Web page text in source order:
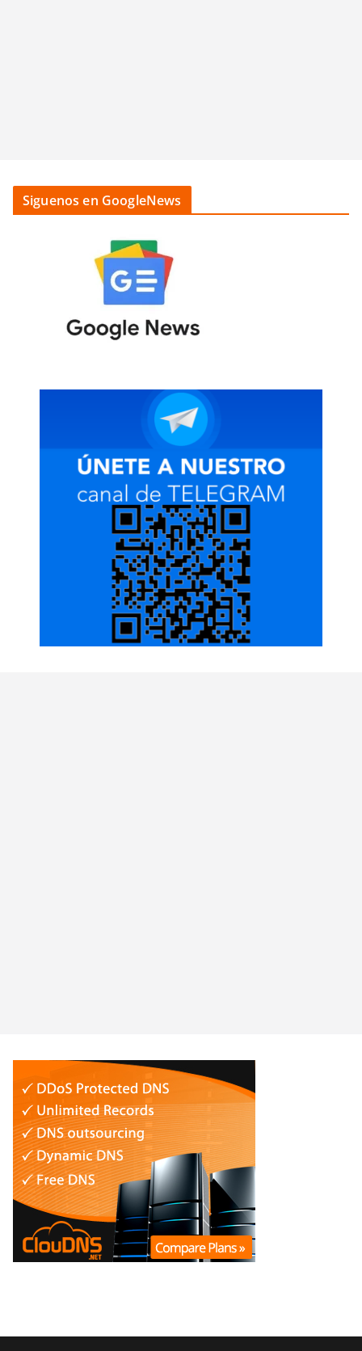
Siguenos en GoogleNews